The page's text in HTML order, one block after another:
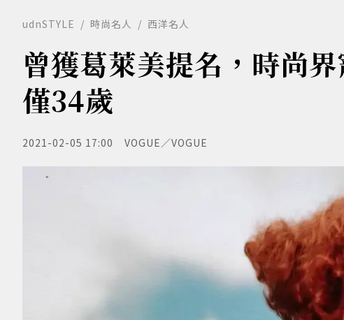
udnSTYLE 時尚名人 西洋名人
曾獲葛萊美提名，時尚
僅34歲
2021-02-05 17:00 VOGUE／VOGUE